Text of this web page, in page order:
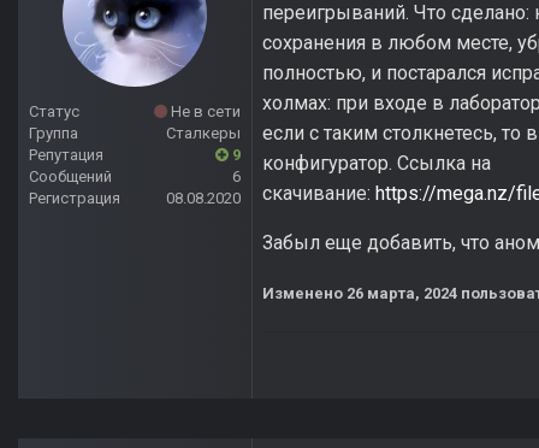
Статус
Не в сети
Группа
Сталкеры
Репутация
9
Сообщений
6
Регистрация
08.08.2020
переигрываний. Что
сохранения в любом месте,
полностью, и постарался
холмах: при входе в
если с таким столкнетесь, то
конфигуратор. Ссылка на
скачивание: https://mega.nz/
Забыл еще добавить, что
Изменено 26 марта, 2024